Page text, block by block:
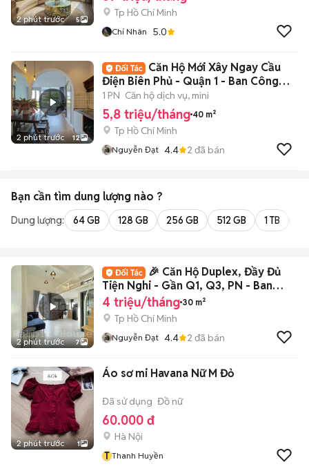
2 phút trước 5
Tp Hồ Chí Minh
Chí Nhân 5.0
2 phút trước 12
Căn Hộ Mới Xây Ngay Cầu
Điện Biên Phủ - Quận 1 - Ban Công
Lớn, Xịn
1 PN Căn hộ dịch vụ, mini
5,8 triệu/tháng 40 m²
Tp Hồ Chí Minh
Nguyễn Đạt 4.4 2 đã bán
Bạn cần tìm dung lượng nào ?
Dung lượng: 64 GB 128 GB 256 GB 512 GB 1 TB
2 phút trước 7
🎉 Căn Hộ Duplex, Đầy Đủ
Tiện Nghi - Gần Q1, Q3, PN - Ban
Công Lớn
4 triệu/tháng 30 m²
Tp Hồ Chí Minh
Nguyễn Đạt 4.4 2 đã bán
2 phút trước 1
Áo sơ mi Havana Nữ M Đỏ
Đã sử dụng Đồ nữ
60.000 đ
Hà Nội
T Thanh Huyền